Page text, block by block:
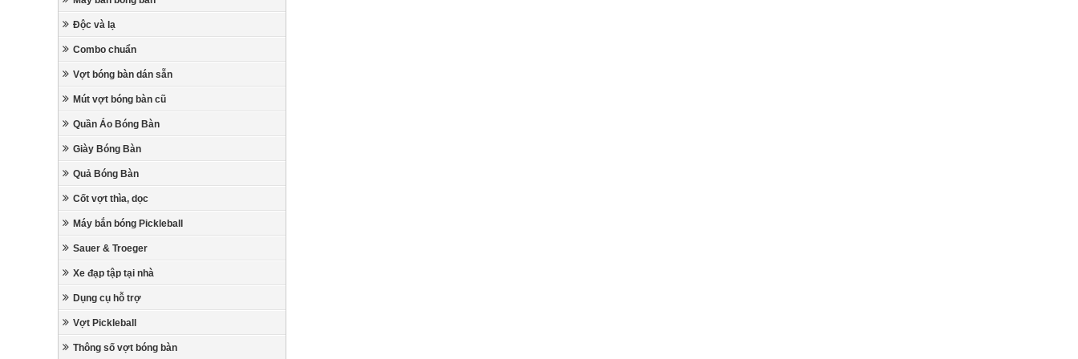
Độc và lạ
Combo chuẩn
Vợt bóng bàn dán sẵn
Mút vợt bóng bàn cũ
Quần Áo Bóng Bàn
Giày Bóng Bàn
Quả Bóng Bàn
Cốt vợt thìa, dọc
Máy bắn bóng Pickleball
Sauer & Troeger
Xe đạp tập tại nhà
Dụng cụ hỗ trợ
Vợt Pickleball
Thông số vợt bóng bàn